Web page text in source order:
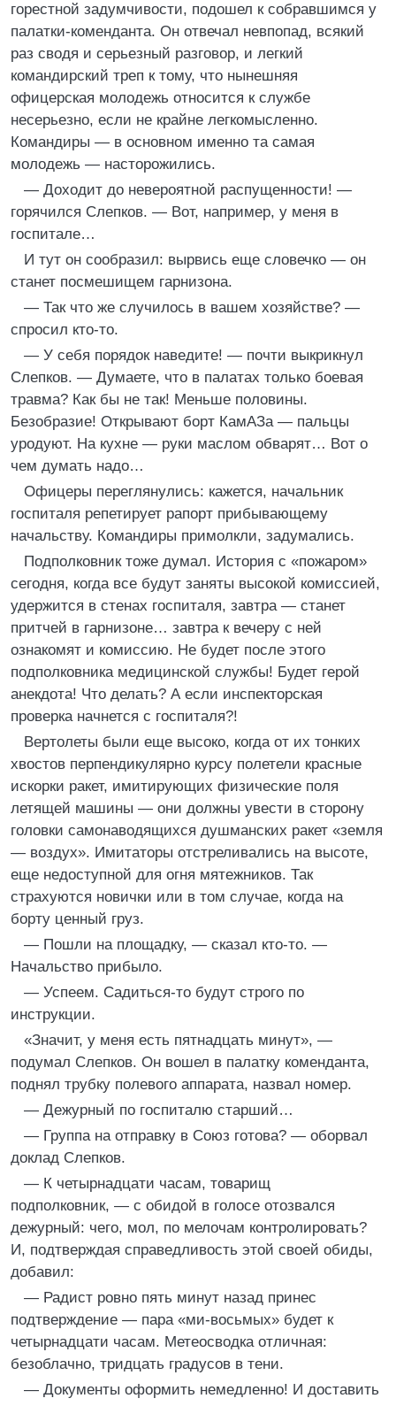
горестной задумчивости, подошел к собравшимся у
палатки-коменданта. Он отвечал невпопад, всякий
раз сводя и серьезный разговор, и легкий
командирский треп к тому, что нынешняя
офицерская молодежь относится к службе
несерьезно, если не крайне легкомысленно.
Командиры — в основном именно та самая
молодежь — насторожились.
— Доходит до невероятной распущенности! —
горячился Слепков. — Вот, например, у меня в
госпитале…
И тут он сообразил: вырвись еще словечко — он
станет посмешищем гарнизона.
— Так что же случилось в вашем хозяйстве? —
спросил кто-то.
— У себя порядок наведите! — почти выкрикнул
Слепков. — Думаете, что в палатах только боевая
травма? Как бы не так! Меньше половины.
Безобразие! Открывают борт КамАЗа — пальцы
уродуют. На кухне — руки маслом обварят… Вот о
чем думать надо…
Офицеры переглянулись: кажется, начальник
госпиталя репетирует рапорт прибывающему
начальству. Командиры примолкли, задумались.
Подполковник тоже думал. История с «пожаром»
сегодня, когда все будут заняты высокой комиссией,
удержится в стенах госпиталя, завтра — станет
притчей в гарнизоне… завтра к вечеру с ней
ознакомят и комиссию. Не будет после этого
подполковника медицинской службы! Будет герой
анекдота! Что делать? А если инспекторская
проверка начнется с госпиталя?!
Вертолеты были еще высоко, когда от их тонких
хвостов перпендикулярно курсу полетели красные
искорки ракет, имитирующих физические поля
летящей машины — они должны увести в сторону
головки самонаводящихся душманских ракет «земля
— воздух». Имитаторы отстреливались на высоте,
еще недоступной для огня мятежников. Так
страхуются новички или в том случае, когда на
борту ценный груз.
— Пошли на площадку, — сказал кто-то. —
Начальство прибыло.
— Успеем. Садиться-то будут строго по
инструкции.
«Значит, у меня есть пятнадцать минут», —
подумал Слепков. Он вошел в палатку коменданта,
поднял трубку полевого аппарата, назвал номер.
— Дежурный по госпиталю старший…
— Группа на отправку в Союз готова? — оборвал
доклад Слепков.
— К четырнадцати часам, товарищ
подполковник, — с обидой в голосе отозвался
дежурный: чего, мол, по мелочам контролировать?
И, подтверждая справедливость этой своей обиды,
добавил:
— Радист ровно пять минут назад принес
подтверждение — пара «ми-восьмых» будет к
четырнадцати часам. Метеосводка отличная:
безоблачно, тридцать градусов в тени.
— Документы оформить немедленно! И доставить